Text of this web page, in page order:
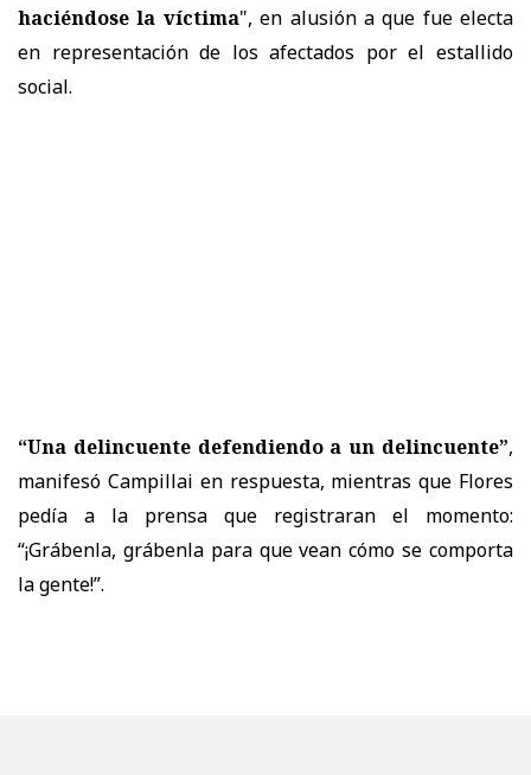
haciéndose la víctima", en alusión a que fue electa
en representación de los afectados por el estallido
social.
“Una delincuente defendiendo a un delincuente”,
manifesó Campillai en respuesta, mientras que Flores
pedía a la prensa que registraran el momento:
“¡Grábenla, grábenla para que vean cómo se comporta
la gente!”.